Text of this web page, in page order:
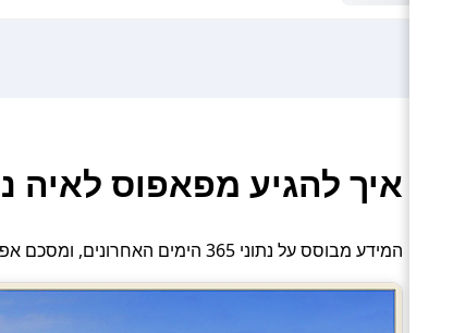
איך להגיע מפאפוס
המידע מבוסס על נתוני 365 הימים האחרונים, ומסכם אפשרויות תחבורה פעילות: הסעה פרטית.